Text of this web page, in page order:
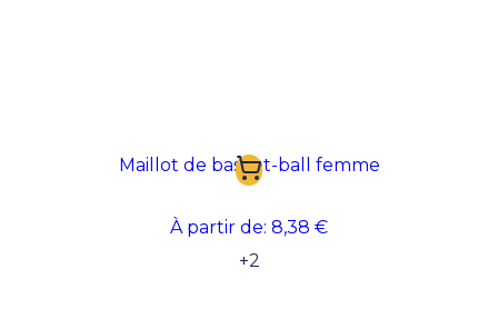
Maillot de basket-ball femme
À partir de: 8,38 €
+2